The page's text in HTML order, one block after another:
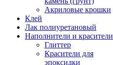
Акриловые крошки
Клей
Лак полиуретановый
Наполнители и красители
Глиттер
Красители для
эпоксидки